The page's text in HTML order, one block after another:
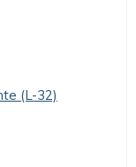
(L-32)